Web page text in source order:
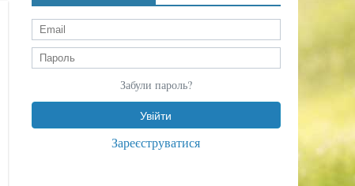
Забули пароль?
Зареєструватися